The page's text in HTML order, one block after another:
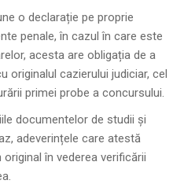
o declarație pe proprie
penale, în cazul în care este
acesta are obligația de a
originalul cazierului judiciar, cel
primei probe a concursului.
documentelor de studii și
adeverințele care atestă
în vederea verificării